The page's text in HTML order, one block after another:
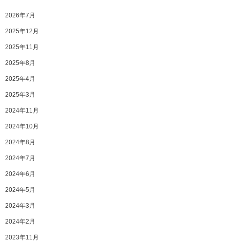
2026年7月
2025年12月
2025年11月
2025年8月
2025年4月
2025年3月
2024年11月
2024年10月
2024年8月
2024年7月
2024年6月
2024年5月
2024年3月
2024年2月
2023年11月